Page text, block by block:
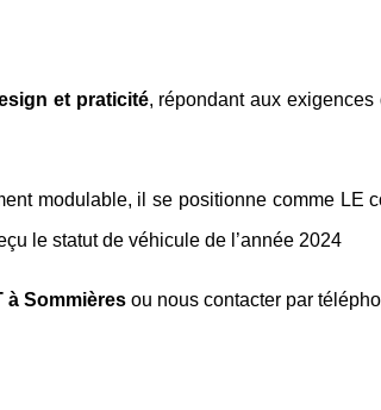
et praticité, répondant aux
modulable, il se positionne comme LE
le statut de véhicule de l’année 2024
à Sommières ou nous contacter par